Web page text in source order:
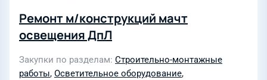
Ремонт м/конструкций мачт
освещения ДпЛ
Закупки по разделам Строительно-монтажные
работы, Осветительное оборудование,